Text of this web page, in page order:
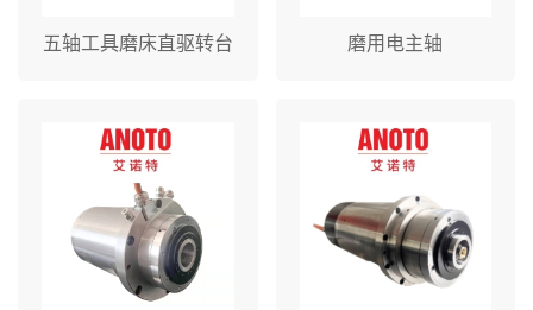
五轴工具磨床直驱转台 磨用电主轴